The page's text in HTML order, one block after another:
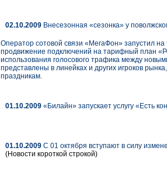
02.10.2009 Внесезонная «сезонка» у
Оператор сотовой связи «МегаФон» запустил
продвижение подключений на тарифный план
использования голосового трафика между
представлены в линейках и других игроков
праздникам.
01.10.2009 «Билайн» запускает услугу «Есть
01.10.2009 C 01 октября вступают в силу
(Новости короткой строкой)